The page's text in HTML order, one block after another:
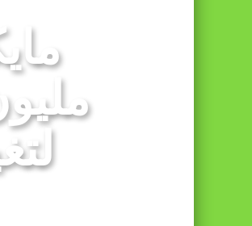
قراءة
القوات
برقية تهنئة